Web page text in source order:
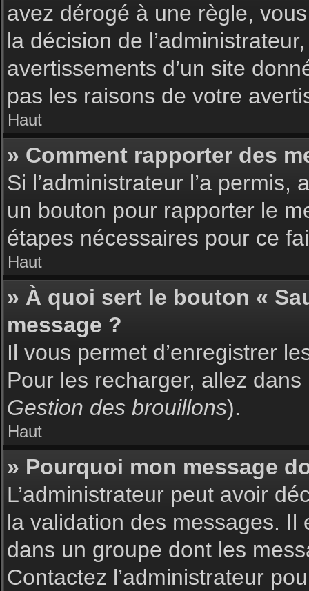
avez dérogé à une règle,
la décision de
avertissements d’un site
pas les raisons de votre
Haut
» Comment rapporter des
Si l’administrateur l’a
un bouton pour rapporter le
étapes nécessaires pour ce
Haut
» À quoi sert le bouton «
message ?
Il vous permet d’enregistrer
Pour les recharger, allez
Gestion des brouillons).
Haut
» Pourquoi mon message
L’administrateur peut avoir
la validation des messages. Il
dans un groupe dont les
Contactez l’administrateur